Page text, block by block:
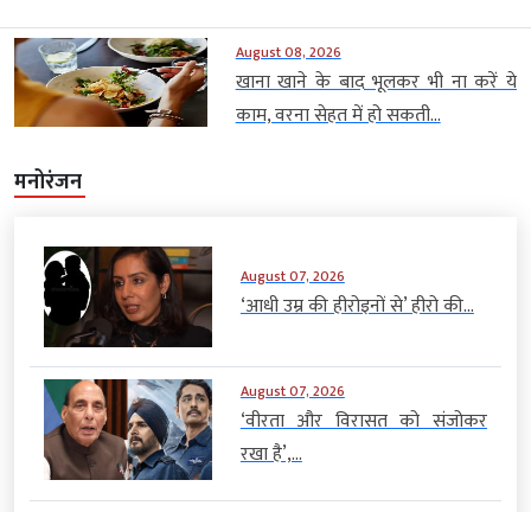
August 08, 2026
खाना खाने के बाद भूलकर भी ना करें ये
काम, वरना सेहत में हो सकती...
मनोरंजन
August 07, 2026
‘आधी उम्र की हीरोइनों से’ हीरो की...
August 07, 2026
‘वीरता और विरासत को संजोकर
रखा है’,...